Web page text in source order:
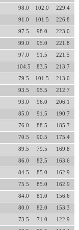
98.0 102.0 229.4
91.0 101.5 226.8
97.5 98.0 223.0
99.0 95.0 221.8
97.0 91.5 221.5
104.5 83.5 213.7
79.5 101.5 213.0
93.5 95.5 212.7
93.0 96.0 206.1
85.0 91.5 190.7
76.0 88.5 185.7
70.5 90.5 175.4
89.5 79.5 169.8
86.0 82.5 163.6
84.5 85.0 162.9
75.5 85.0 162.9
84.0 81.0 156.6
80.0 82.0 153.3
73.5 71.0 122.9